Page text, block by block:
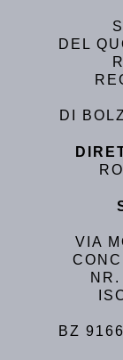
DEL
DI
VIA
BZ